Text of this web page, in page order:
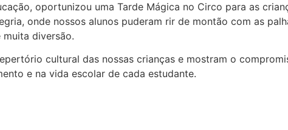
oportunizou uma Tarde Mágica no Circo para as
onde nossos alunos puderam rir de montão com as
diversão.
cultural das nossas crianças e mostram o
e na vida escolar de cada estudante.